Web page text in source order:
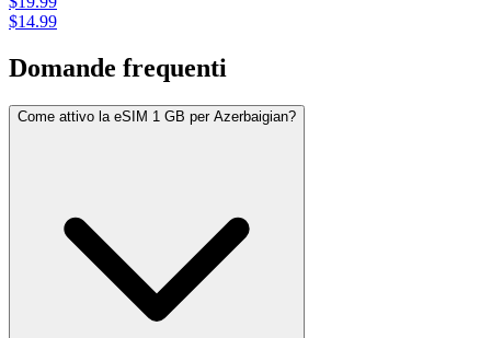
$14.99
Domande frequenti
Come attivo la eSIM 1 GB per Azerbaigian?